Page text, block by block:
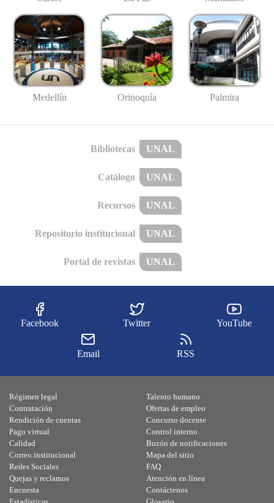
Medellín Orinoquía Palmira
Bibliotecas UNAL
Catálogo UNAL
Recursos UNAL
Repositorio institucional UNAL
Portal de revistas UNAL
Facebook Twitter YouTube
Email RSS
Régimen legal
Contratación
Rendición de cuentas
Pago virtual
Calidad
Talento humano
Ofertas de empleo
Concurso docente
Control interno
Buzón de notificaciones
Correo institucional
Redes Sociales
Quejas y reclamos
Encuesta
Mapa del sitio
FAQ
Atención en línea
Contáctenos